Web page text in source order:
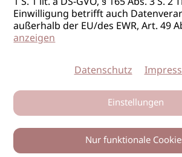
Einwilligung betrifft auch
außerhalb der EU/des EWR, Art. 49
anzeigen
Datenschutz
Einstellungen
Nur funktionale